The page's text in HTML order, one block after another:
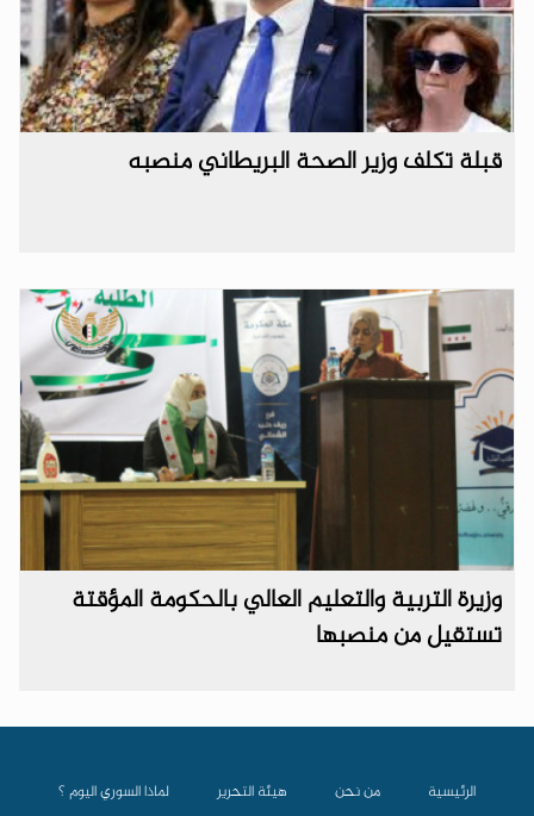
قبلة تكلف وزير الصحة البريطاني منصبه
وزيرة التربية والتعليم العالي بالحكومة المؤقتة
تستقيل من منصبها
الرئيسية من نحن هيئة التحرير لماذا السوري اليوم ؟